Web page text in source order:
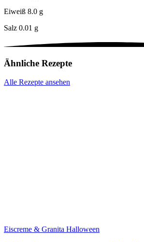
Eiweiß 8.0 g
Salz 0.01 g
Ähnliche Rezepte
Alle Rezepte ansehen
Eiscreme & Granita Halloween